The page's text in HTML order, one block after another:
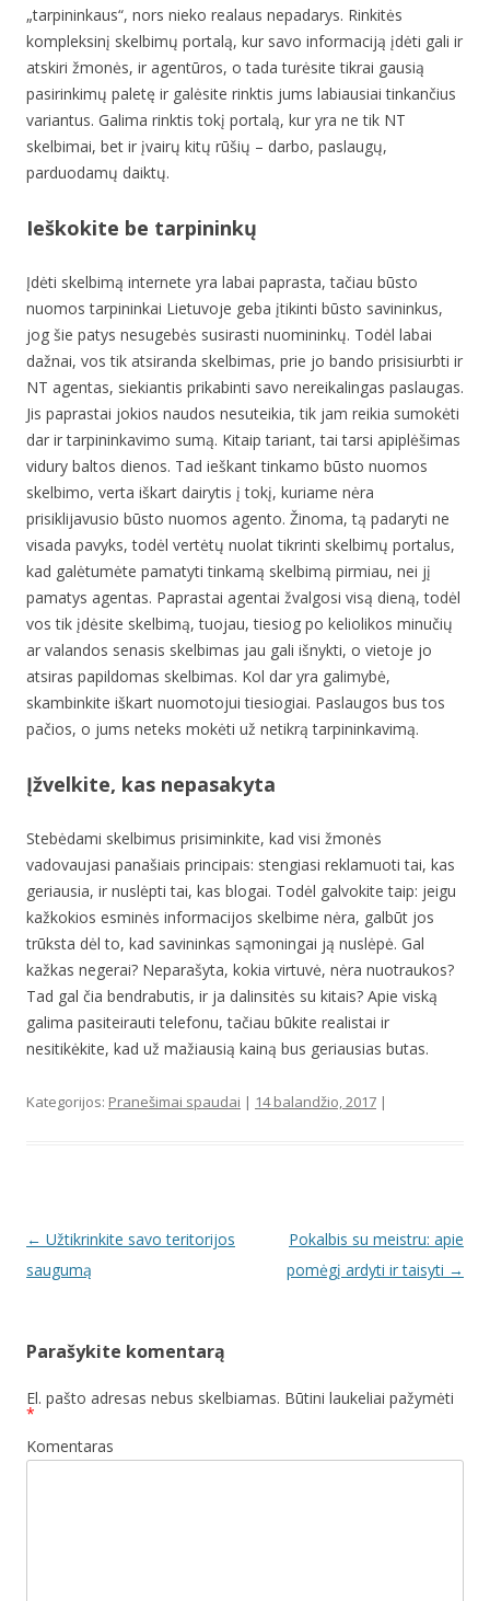
„tarpininkaus“, nors nieko realaus nepadarys. Rinkitės
kompleksinį skelbimų portalą, kur savo informaciją įdėti gali ir
atskiri žmonės, ir agentūros, o tada turėsite tikrai gausią
pasirinkimų paletę ir galėsite rinktis jums labiausiai tinkančius
variantus. Galima rinktis tokį portalą, kur yra ne tik NT
skelbimai, bet ir įvairų kitų rūšių – darbo, paslaugų,
parduodamų daiktų.
Ieškokite be tarpininkų
Įdėti skelbimą internete yra labai paprasta, tačiau būsto
nuomos tarpininkai Lietuvoje geba įtikinti būsto savininkus,
jog šie patys nesugebės susirasti nuomininkų. Todėl labai
dažnai, vos tik atsiranda skelbimas, prie jo bando prisisiurbti ir
NT agentas, siekiantis prikabinti savo nereikalingas paslaugas.
Jis paprastai jokios naudos nesuteikia, tik jam reikia sumokėti
dar ir tarpininkavimo sumą. Kitaip tariant, tai tarsi apiplėšimas
vidury baltos dienos. Tad ieškant tinkamo būsto nuomos
skelbimo, verta iškart dairytis į tokį, kuriame nėra
prisiklijavusio būsto nuomos agento. Žinoma, tą padaryti ne
visada pavyks, todėl vertėtų nuolat tikrinti skelbimų portalus,
kad galėtumėte pamatyti tinkamą skelbimą pirmiau, nei jį
pamatys agentas. Paprastai agentai žvalgosi visą dieną, todėl
vos tik įdėsite skelbimą, tuojau, tiesiog po keliolikos minučių
ar valandos senasis skelbimas jau gali išnykti, o vietoje jo
atsiras papildomas skelbimas. Kol dar yra galimybė,
skambinkite iškart nuomotojui tiesiogiai. Paslaugos bus tos
pačios, o jums neteks mokėti už netikrą tarpininkavimą.
Įžvelkite, kas nepasakyta
Stebėdami skelbimus prisiminkite, kad visi žmonės
vadovaujasi panašiais principais: stengiasi reklamuoti tai, kas
geriausia, ir nuslėpti tai, kas blogai. Todėl galvokite taip: jeigu
kažkokios esminės informacijos skelbime nėra, galbūt jos
trūksta dėl to, kad savininkas sąmoningai ją nuslėpė. Gal
kažkas negerai? Neparašyta, kokia virtuvė, nėra nuotraukos?
Tad gal čia bendrabutis, ir ja dalinsitės su kitais? Apie viską
galima pasiteirauti telefonu, tačiau būkite realistai ir
nesitikėkite, kad už mažiausią kainą bus geriausias butas.
Kategorijos: Pranešimai spaudai | 14 balandžio, 2017 |
Įrašo navigacija
← Užtikrinkite savo teritorijos
saugumą
Pokalbis su meistru: apie
pomėgį ardyti ir taisyti →
Parašykite komentarą
El. pašto adresas nebus skelbiamas. Būtini laukeliai pažymėti
*
Komentaras